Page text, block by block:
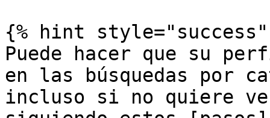
{% hint style="success"
Puede hacer que su
en las búsquedas por
incluso si no quiere